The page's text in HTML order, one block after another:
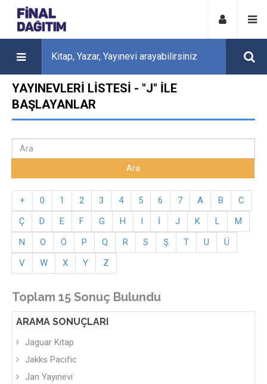
YAYINEVLERI LISTESI - "J" ILE
BAŞLAYANLAR
+ 0 1 2 3 4 5 6 7 A B
C
Ç
D E F G H I İ J K L
M
N
O Ö P Q R S Ş T U
Ü
V
W X Y Z
Toplam 15 Sonuç Bulundu
ARAMA SONUÇLARI
Jaguar Kitap
Jakks Pacific
Jan Yayınevi